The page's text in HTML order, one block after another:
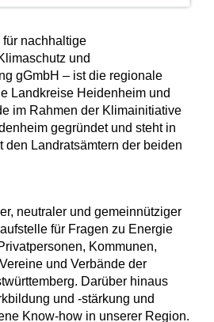
nachhaltige
und
gGmbH – ist die regionale
Landkreise Heidenheim und
im Rahmen der Klimainitiative
gegründet und steht in
den Landratsämtern der beiden
neutraler und gemeinnütziger
für Fragen zu Energie
Kommunen,
und Verbände der
Darüber hinaus
und -stärkung und
Know-how in unserer Region.